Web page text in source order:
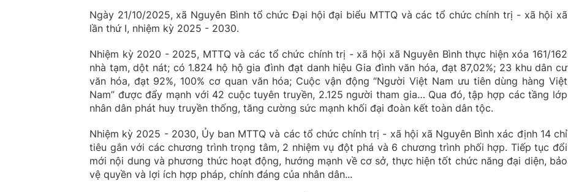
Ngày 21/10/2025, xã Nguyên Bình tổ chức Đại hội đại biểu MTTQ và các tổ chức chính trị - xã hội xã
lần thứ I, nhiệm kỳ 2025 - 2030.
Nhiệm kỳ 2020 - 2025, MTTQ và các tổ chức chính trị - xã hội xã Nguyên Bình thực hiện xóa 161/162
nhà tạm, dột nát; có 1.824 hộ hộ gia đình đạt danh hiệu Gia đình văn hóa, đạt 87,02%; 23 khu dân cư
văn hóa, đạt 92%, 100% cơ quan văn hóa; Cuộc vận động “Người Việt Nam ưu tiên dùng hàng Việt
Nam” được đẩy mạnh với 42 cuộc tuyên truyền, 2.125 người tham gia… Qua đó, tập hợp các tầng lớp
nhân dân phát huy truyền thống, tăng cường sức mạnh khối đại đoàn kết toàn dân tộc.
Nhiệm kỳ 2025 - 2030, Ủy ban MTTQ và các tổ chức chính trị - xã hội xã Nguyên Bình xác định 14 chỉ
tiêu gắn với các chương trình trọng tâm, 2 nhiệm vụ đột phá và 6 chương trình phối hợp. Tiếp tục đổi
mới nội dung và phương thức hoạt động, hướng mạnh về cơ sở, thực hiện tốt chức năng đại diện, bảo
vệ quyền và lợi ích hợp pháp, chính đáng của nhân dân...